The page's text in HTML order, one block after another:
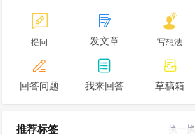

提问

发文章

写想法

回答问题

我来回答

草稿箱
推荐标签 换一换